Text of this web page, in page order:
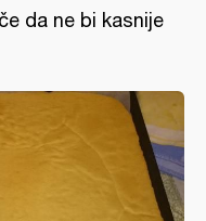
da ne bi kasnije